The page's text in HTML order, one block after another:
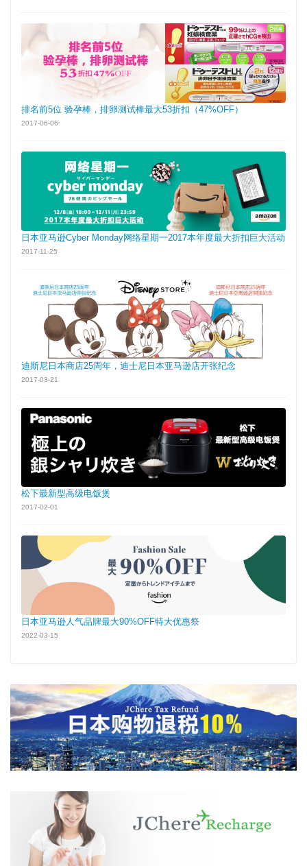
排名前5位 验孕棒，排卵测试棒最大53折扣（47%OFF）
2017-06-06
日本亚马逊Cyber Monday网络星期一2017本年度最大折扣巨大活动
2017-11-25
迪斯尼日本商店25周年，迪士尼日本亚马逊店开张纪念
2017-03-21
松下最新型高级电饭煲
2017-02-01
日本亚马逊人气品牌最大90%OFF特大优惠祭
2022-03-15